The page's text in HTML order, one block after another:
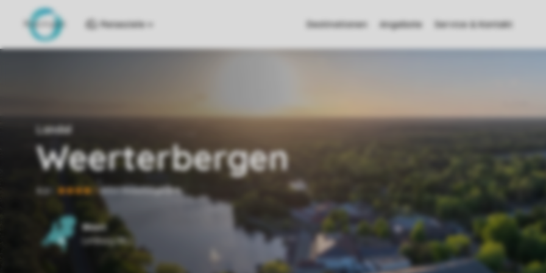
Reiseziele Destinationen Angebote Service & Kontakt